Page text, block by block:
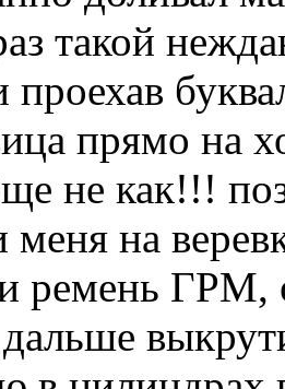
такой
проехав
прямо на
не как!!!
на
ремень ГРМ,